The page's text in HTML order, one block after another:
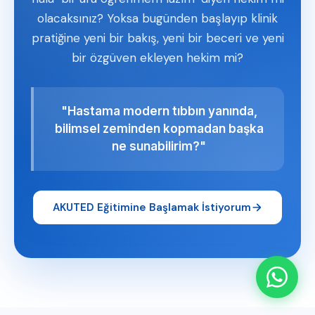
olacaksınız? Yoksa bugünden başlayıp klinik
pratiğine yeni bir bakış, yeni bir beceri ve yeni
bir özgüven ekleyen hekim mi?
"Hastama modern tıbbın yanında,
bilimsel zeminden kopmadan başka
ne sunabilirim?"
AKUTED Eğitimine Başlamak İstiyorum